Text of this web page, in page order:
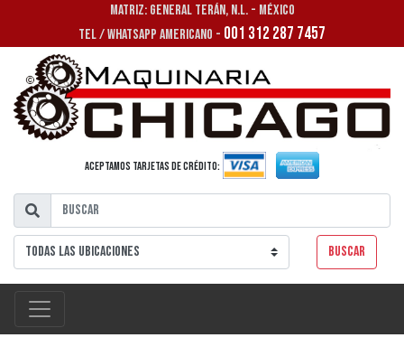
MATRIZ: GENERAL TERÁN, N.L. - MÉXICO
TEL / WHATSAPP AMERICANO - 001 312 287 7457
Aceptamos tarjetas de crédito:
Buscar